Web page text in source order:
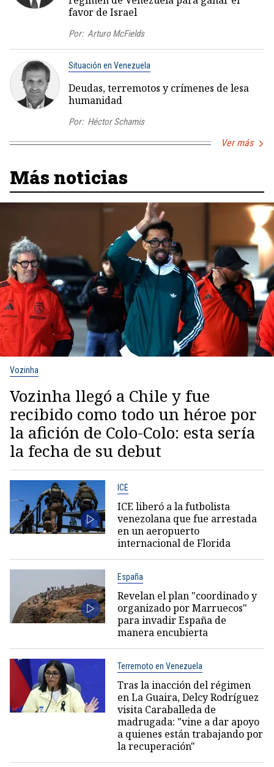
favor de Israel
Por: Arturo McFields
Situación en Venezuela
Deudas, terremotos y crímenes de lesa
humanidad
Por: Héctor Schamis
Ver más
Más noticias
Vozinha
Vozinha llegó a Chile y fue
recibido como todo un héroe por
la afición de Colo-Colo: esta sería
la fecha de su debut
ICE
ICE liberó a la futbolista
venezolana que fue arrestada
en un aeropuerto
internacional de Florida
España
Revelan el plan "coordinado y
organizado por Marruecos"
para invadir España de
manera encubierta
Terremoto en Venezuela
Tras la inacción del régimen
en La Guaira, Delcy Rodríguez
visita Caraballeda de
madrugada: "vine a dar apoyo
a quienes están trabajando por
la recuperación"